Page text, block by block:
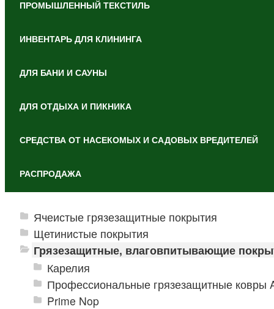
ПРОМЫШЛЕННЫЙ ТЕКСТИЛЬ
ИНВЕНТАРЬ ДЛЯ КЛИНИНГА
ДЛЯ БАНИ И САУНЫ
ДЛЯ ОТДЫХА И ПИКНИКА
СРЕДСТВА ОТ НАСЕКОМЫХ И САДОВЫХ ВРЕДИТЕЛЕЙ
РАСПРОДАЖА
Ячеистые грязезащитные покрытия
Щетинистые покрытия
Грязезащитные, влаговпитывающие
Карелия
Профессиональные грязезащитные ковры
Prime Nop